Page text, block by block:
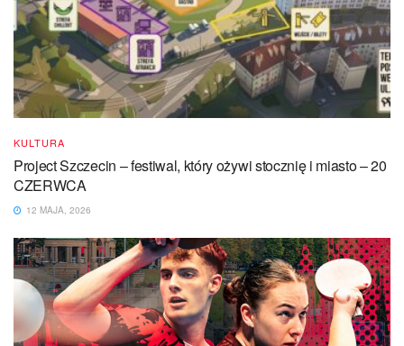
KULTURA
Project Szczecin – festiwal, który ożywi stocznię i miasto – 20
CZERWCA
12 MAJA, 2026